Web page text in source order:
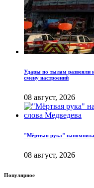
Удары по тылам развеяли
смену настроений
08 август, 2026
"Мёртвая рука" напомнила
08 август, 2026
Популярное